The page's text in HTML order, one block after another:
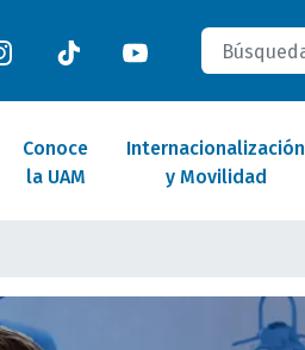
Buscar
Conoce
la UAM
Internacionalización
y Movilidad